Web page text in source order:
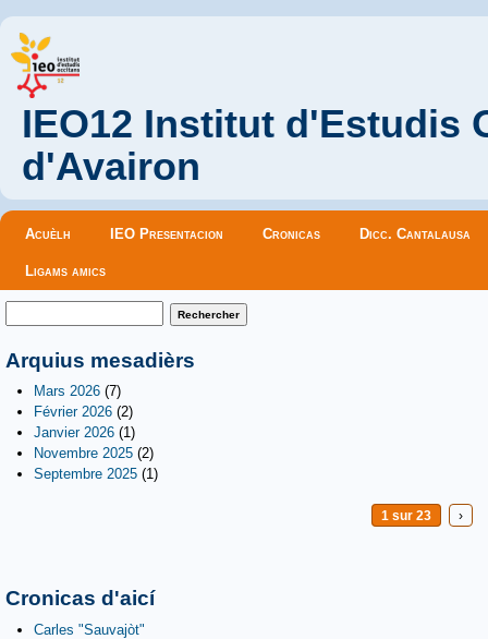
IEO12 Institut d'Estudis
d'Avairon
Menu principal
Acuèlh IEO Presentacion Cronicas Dicc. Cantalausa
Ligams amics
Formulaire de recherche
Arquius mesadièrs
Mars 2026 (7)
Février 2026 (2)
Janvier 2026 (1)
Novembre 2025 (2)
Septembre 2025 (1)
1 sur 23 ›
Cronicas d'aicí
Carles "Sauvajòt"